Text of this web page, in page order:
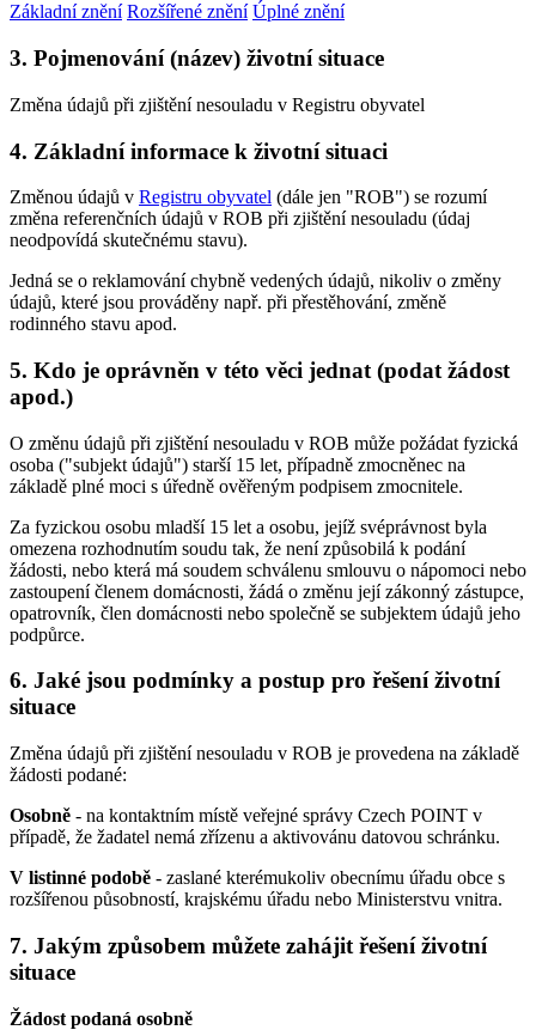
Základní znění Rozšířené znění Úplné znění
3. Pojmenování (název) životní situace
Změna údajů při zjištění nesouladu v Registru obyvatel
4. Základní informace k životní situaci
Změnou údajů v Registru obyvatel (dále jen "ROB") se rozumí
změna referenčních údajů v ROB při zjištění nesouladu (údaj
neodpovídá skutečnému stavu).
Jedná se o reklamování chybně vedených údajů, nikoliv o změny
údajů, které jsou prováděny např. při přestěhování, změně
rodinného stavu apod.
5. Kdo je oprávněn v této věci jednat (podat žádost
apod.)
O změnu údajů při zjištění nesouladu v ROB může požádat fyzická
osoba ("subjekt údajů") starší 15 let, případně zmocněnec na
základě plné moci s úředně ověřeným podpisem zmocnitele.
Za fyzickou osobu mladší 15 let a osobu, jejíž svéprávnost byla
omezena rozhodnutím soudu tak, že není způsobilá k podání
žádosti, nebo která má soudem schválenu smlouvu o nápomoci nebo
zastoupení členem domácnosti, žádá o změnu její zákonný zástupce,
opatrovník, člen domácnosti nebo společně se subjektem údajů jeho
podpůrce.
6. Jaké jsou podmínky a postup pro řešení životní
situace
Změna údajů při zjištění nesouladu v ROB je provedena na základě
žádosti podané:
Osobně - na kontaktním místě veřejné správy Czech POINT v
případě, že žadatel nemá zřízenu a aktivovánu datovou schránku.
V listinné podobě - zaslané kterémukoliv obecnímu úřadu obce s
rozšířenou působností, krajskému úřadu nebo Ministerstvu vnitra.
7. Jakým způsobem můžete zahájit řešení životní
situace
Žádost podaná osobně